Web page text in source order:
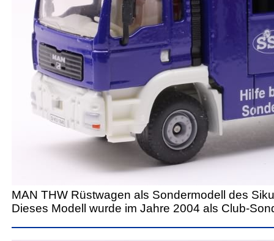
MAN THW Rüstwagen als Sondermodell des
Dieses Modell wurde im Jahre 2004 als Club-